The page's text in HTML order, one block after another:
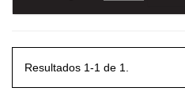
Resultados 1-1 de 1.